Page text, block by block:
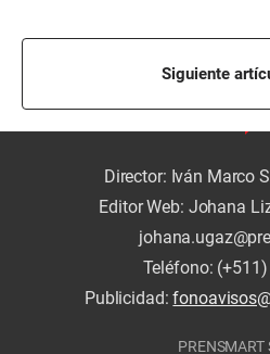
Siguiente
Director: Iván Marco
Editor Web: Johana
Teléfono:
Publicidad:
PRENSMART